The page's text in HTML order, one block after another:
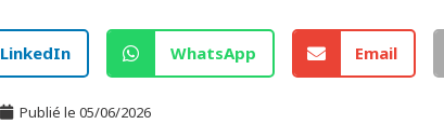
LinkedIn WhatsApp Email
Publié le 05/06/2026